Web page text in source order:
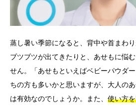
蒸し暑い季節になると、背中や首まわ
ブツブツが出てきたりと、あせもに悩
せん。「あせもといえばベビーパウダ
ちの方も多いかと思いますが、大人の
は有効なのでしょうか。また、 使い方
简体中文 한국어 日本語